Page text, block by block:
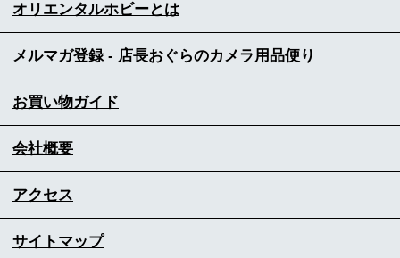
オリエンタルホビーとは
メルマガ登録 - 店長おぐらのカメラ用品便り
お買い物ガイド
会社概要
アクセス
サイトマップ